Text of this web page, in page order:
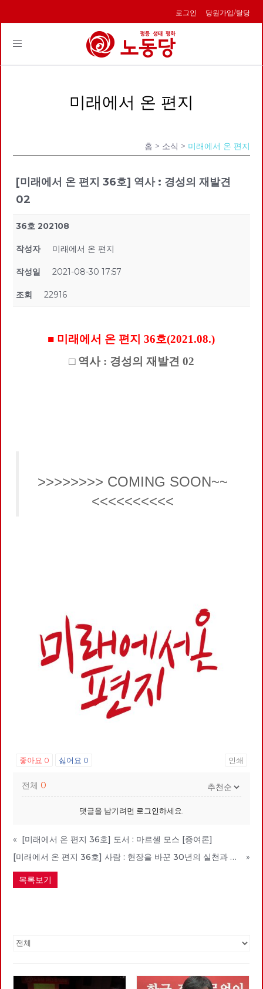
로그인 당원가입/탈당
Toggle
미래에서 온 편지
홈 > 소식 > 미래에서 온 편지
[미래에서 온 편지 36호] 역사 : 경성의 재발견
02
36호 202108
작성자 미래에서 온 편지
작성일 2021-08-30 17:57
조회 22916
■ 미래에서 온 편지 36호(2021.08.)
□ 역사 : 경성의 재발견 02
>>>>>>>> COMING SOON~~
<<<<<<<<<<
좋아요 0 싫어요 0 인쇄
전체 0
댓글을 남기려면 로그인하세요.
« [미래에서 온 편지 36호] 도서 : 마르셀 모스 [증여론]
[미래에서 온 편지 36호] 사람 : 현장을 바꾼 30년의 실천과 연대 - 고미경
»
목록보기